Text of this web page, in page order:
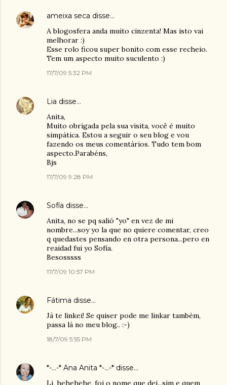
ameixa seca disse…
A blogosfera anda muito cinzenta! Mas isto vai
melhorar :)
Esse rolo ficou super bonito com esse recheio.
Tem um aspecto muito suculento :)
17/7/09 5:32 PM
Lia disse…
Anita,
Muito obrigada pela sua visita, você é muito
simpática. Estou a seguir o seu blog e vou
fazendo os meus comentários. Tudo tem bom
aspecto.Parabéns,
Bjs
17/7/09 9:28 PM
Sofía disse…
Anita, no se pq salió "yo" en vez de mi
nombre...soy yo la que no quiere comentar, creo
q quedastes pensando en otra persona...pero en
reaidad fui yo Sofía.
Besosssss
17/7/09 10:57 PM
Fátima disse…
Já te linkei! Se quiser pode me linkar também,
passa lá no meu blog.. :-)
18/7/09 5:55 PM
*-...-* Ana Anita *-...-* disse…
Li, hehehehe, foi o nome que dei...sim e quem